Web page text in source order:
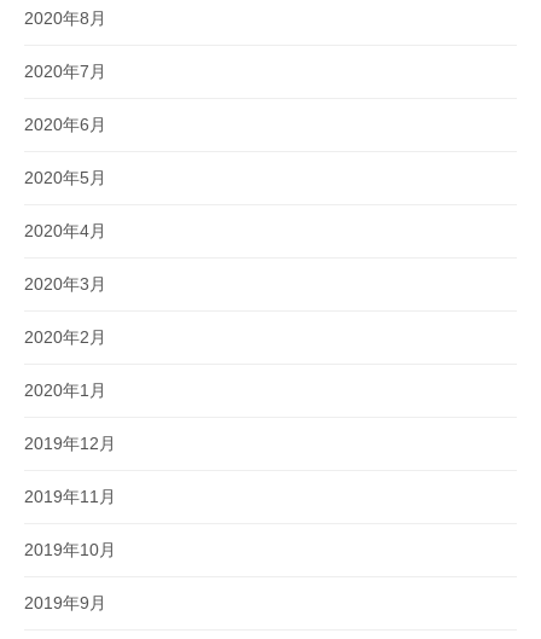
2020年8月
2020年7月
2020年6月
2020年5月
2020年4月
2020年3月
2020年2月
2020年1月
2019年12月
2019年11月
2019年10月
2019年9月